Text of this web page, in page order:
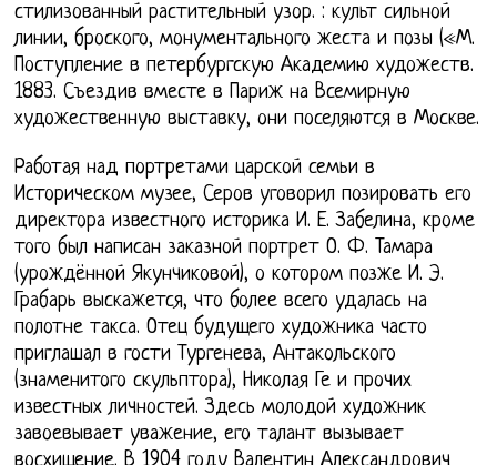
стилизованный растительный узор. : культ сильной
линии, броского, монументального жеста и позы («М.
Поступление в петербургскую Академию художеств.
1883. Съездив вместе в Париж на Всемирную
художественную выставку, они поселяются в Москве.
Работая над портретами царской семьи в
Историческом музее, Серов уговорил позировать его
директора известного историка И. Е. Забелина, кроме
того был написан заказной портрет О. Ф. Тамара
(урождённой Якунчиковой), о котором позже И. Э.
Грабарь выскажется, что более всего удалась на
полотне такса. Отец будущего художника часто
приглашал в гости Тургенева, Антакольского
(знаменитого скульптора), Николая Ге и прочих
известных личностей. Здесь молодой художник
завоевывает уважение, его талант вызывает